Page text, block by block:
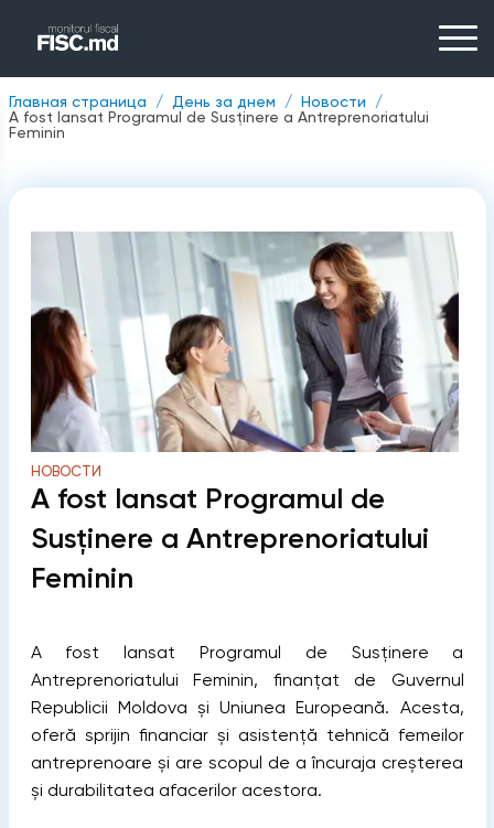
Главная страница День за днем
Новости
A fost lansat Programul de Susținere a Antreprenoriatului
Feminin
НОВОСТИ
A fost lansat Programul de
Susținere a Antreprenoriatului
Feminin
A fost lansat Programul de Susținere a
Antreprenoriatului Feminin, finanțat de Guvernul
Republicii Moldova și Uniunea Europeană. Acesta,
oferă sprijin financiar și asistență tehnică femeilor
antreprenoare și are scopul de a încuraja creșterea
și durabilitatea afacerilor acestora.